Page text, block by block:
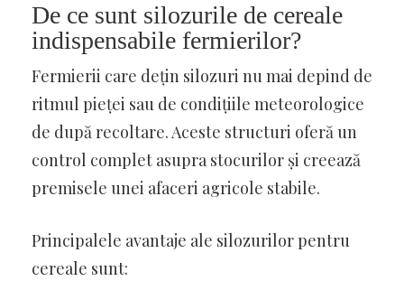
De ce sunt silozurile de cereale
indispensabile fermierilor?
Fermierii care dețin silozuri nu mai depind de
ritmul pieței sau de condițiile meteorologice
de după recoltare. Aceste structuri oferă un
control complet asupra stocurilor și creează
premisele unei afaceri agricole stabile.
Principalele avantaje ale silozurilor pentru
cereale sunt: